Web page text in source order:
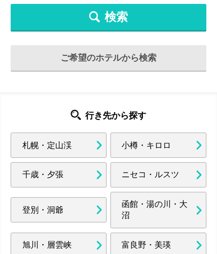
検索
ご希望のホテルから検索
行き先から探す
札幌・定山渓 小樽・キロロ
千歳・夕張 ニセコ・ルスツ
登別・洞爺
函館・湯の川・大
沼
旭川・層雲峡 富良野・美瑛